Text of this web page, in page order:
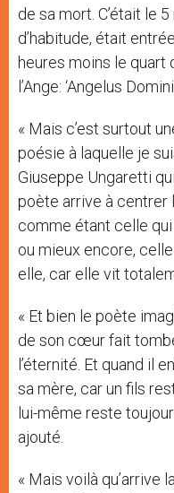
de sa mort. C’était le
d’habitude, était
heures moins le quart
l’Ange: ‘Angelus
« Mais c’est surtout
poésie à laquelle je
Giuseppe Ungaretti qui
poète arrive à
comme étant celle qui
ou mieux encore,
elle, car elle vit
« Et bien le poète
de son cœur fait
l’éternité. Et quand il
sa mère, car un fils
lui-même reste
ajouté.
« Mais voilà qu’arrive